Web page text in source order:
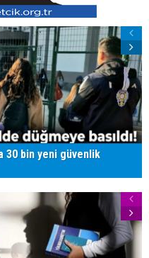
30 bin yeni güvenlik